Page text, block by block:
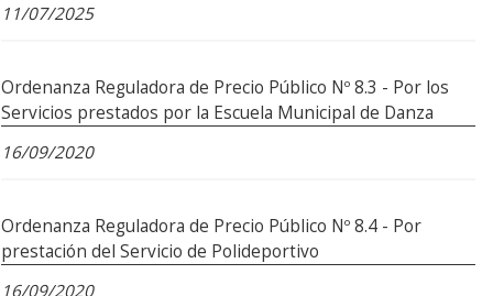
11/07/2025
Ordenanza Reguladora de Precio Público Nº 8.3 - Por los
Servicios prestados por la Escuela Municipal de Danza
16/09/2020
Ordenanza Reguladora de Precio Público Nº 8.4 - Por
prestación del Servicio de Polideportivo
16/09/2020